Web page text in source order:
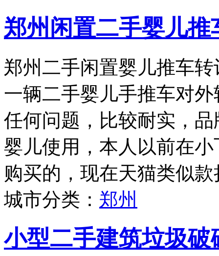
郑州闲置二手婴儿推
郑州二手闲置婴儿推车
一辆二手婴儿手推车对
任何问题，比较耐实，品
婴儿使用，本人以前在
购买的，现在天猫类似
城市分类： 郑州
小型二手建筑垃圾破